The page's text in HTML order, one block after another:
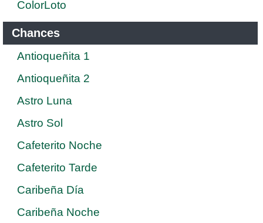
ColorLoto
Chances
Antioqueñita 1
Antioqueñita 2
Astro Luna
Astro Sol
Cafeterito Noche
Cafeterito Tarde
Caribeña Día
Caribeña Noche